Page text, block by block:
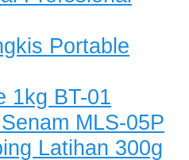
Portable
1kg BT-01
MLS-05P
Latihan 300g